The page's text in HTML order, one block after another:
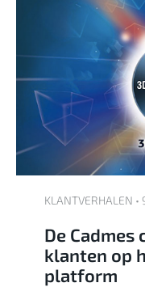
KLANTVERHALEN
De
klanten op
platform